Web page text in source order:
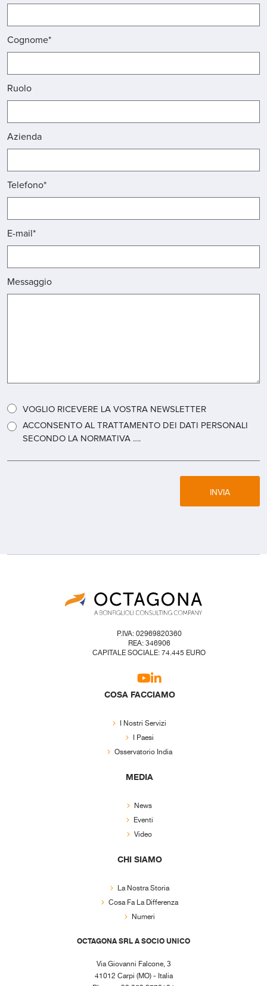
Cognome*
Ruolo
Azienda
Telefono*
E-mail*
Messaggio
VOGLIO RICEVERE LA VOSTRA NEWSLETTER
ACCONSENTO AL TRATTAMENTO DEI DATI PERSONALI
SECONDO LA NORMATIVA ….
INVIA
P.IVA: 02969820360
REA: 346906
CAPITALE SOCIALE: 74.445 EURO
COSA FACCIAMO
I Nostri Servizi
I Paesi
Osservatorio India
MEDIA
News
Eventi
Video
CHI SIAMO
La Nostra Storia
Cosa Fa La Differenza
Numeri
OCTAGONA SRL A SOCIO UNICO
Via Giovanni Falcone, 3
41012 Carpi (MO) - Italia